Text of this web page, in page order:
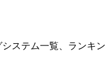
ステム一覧、ラン